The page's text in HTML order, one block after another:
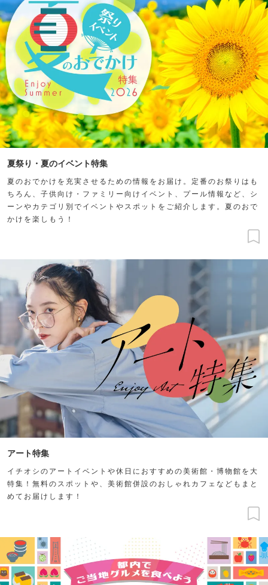
夏祭り・夏のイベント特集
夏のおでかけを充実させるための情報をお届け。定番のお祭りはも
ちろん、子供向け・ファミリー向けイベント、プール情報など、シ
ーンやカテゴリ別でイベントやスポットをご紹介します。夏のおで
かけを楽しもう！
アート特集
イチオシのアートイベントや休日におすすめの美術館・博物館を大
特集！無料のスポットや、美術館併設のおしゃれカフェなどもまと
めてお届けします！